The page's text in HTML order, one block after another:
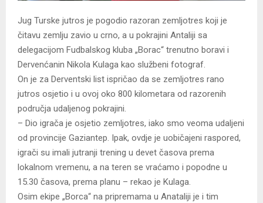
Jug Turske jutros je pogodio razoran zemljotres koji je
čitavu zemlju zavio u crno, a u pokrajini Antaliji sa
delegacijom Fudbalskog kluba „Borac“ trenutno boravi i
Dervenćanin Nikola Kulaga kao službeni fotograf.
On je za Derventski list ispričao da se zemljotres rano
jutros osjetio i u ovoj oko 800 kilometara od razorenih
područja udaljenog pokrajini.
– Dio igrača je osjetio zemljotres, iako smo veoma udaljeni
od provincije Gaziantep. Ipak, ovdje je uobičajeni raspored,
igrači su imali jutranji trening u devet časova prema
lokalnom vremenu, a na teren se vraćamo i popodne u
15.30 časova, prema planu – rekao je Kulaga.
Osim ekipe „Borca“ na pripremama u Anataliji je i tim